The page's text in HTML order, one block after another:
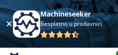
Machineseeker
Besplatno u prodavnici